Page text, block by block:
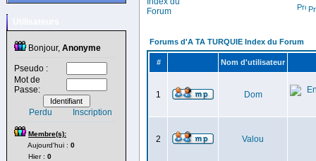
Bonjour, Anonyme
Pseudo :
Mot de
Passe:
Perdu Inscription
Membre(s):
Aujourd'hui : 0
Hier : 0
Forums d'A TA TURQUIE Index du Forum
# Nom d'utilisateur
1 Dom
2 Valou